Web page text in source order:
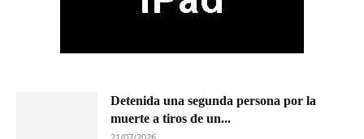
Detenida una segunda persona por la
muerte a tiros de un...